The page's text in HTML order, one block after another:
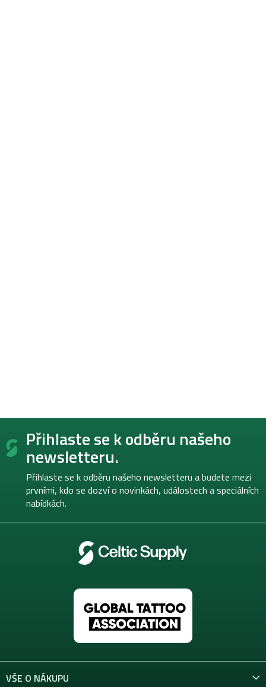
Z
Přihlaste se k odběru našeho
newsletteru.
Přihlaste se k odběru našeho newsletteru a budete mezi
prvními, kdo se dozví o novinkách, událostech a speciálních
nabídkách.
VŠE O NÁKUPU